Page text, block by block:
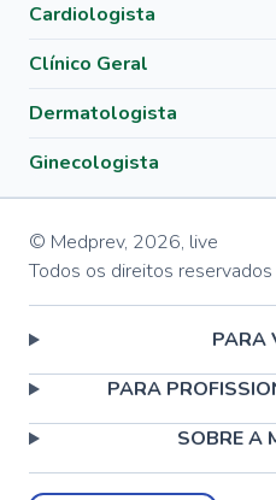
Cardiologista
Clínico Geral
Dermatologista
Ginecologista
© Medprev, 2026, live
Todos os direitos reservados
PARA
PARA
SOBRE A